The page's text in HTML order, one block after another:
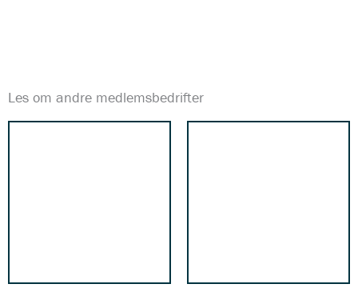
Les om andre medlemsbedrifter